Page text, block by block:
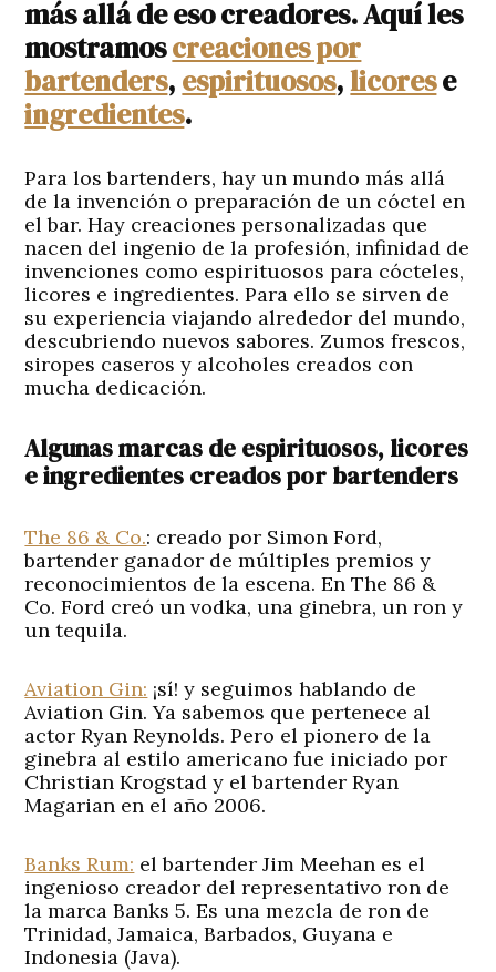
más allá de eso creadores. Aquí les
mostramoscreaciones por
bartenders, espirituosos,licorese
ingredientes.
Para los bartenders, hay un mundo más allá
de la invención o preparación de un cóctel en
el bar. Hay creaciones personalizadas que
nacen del ingenio de la profesión, infinidad de
invenciones como espirituosos para cócteles,
licores e ingredientes. Para ello se sirven de
su experiencia viajando alrededor del mundo,
descubriendo nuevos sabores. Zumos frescos,
siropes caseros y alcoholes creados con
mucha dedicación.
Algunas marcas de espirituosos, licores
e ingredientes creados por bartenders
The 86 & Co.: creado por Simon Ford,
bartender ganador de múltiples premios y
reconocimientos de la escena. En The 86 &
Co. Ford creó un vodka, una ginebra, un ron y
un tequila.
Aviation Gin: ¡sí! y seguimos hablando de
Aviation Gin. Ya sabemos que pertenece al
actor Ryan Reynolds. Pero el pionero de la
ginebra al estilo americano fue iniciado por
Christian Krogstad y el bartender Ryan
Magarian en el año 2006.
Banks Rum: el bartender Jim Meehan es el
ingenioso creador del representativo ron de
la marca Banks 5. Es una mezcla de ron de
Trinidad, Jamaica, Barbados, Guyana e
Indonesia (Java).